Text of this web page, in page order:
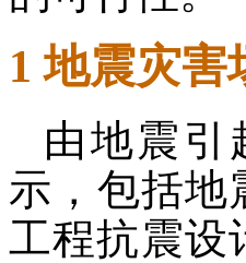
1 地震灾害
由地震引
示，包括地
工程抗震设